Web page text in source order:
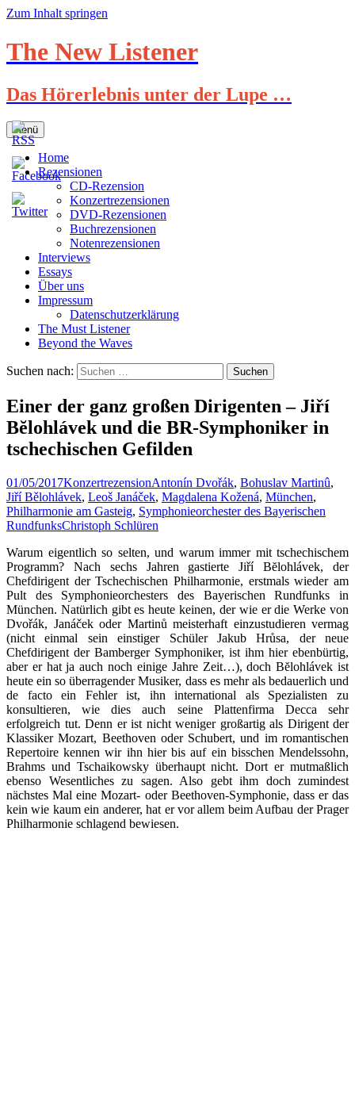
Zum Inhalt springen
The New Listener
Das Hörerlebnis unter der Lupe …
Menü
Home
Rezensionen
CD-Rezension
Konzertrezensionen
DVD-Rezensionen
Buchrezensionen
Notenrezensionen
Interviews
Essays
Über uns
Impressum
Datenschutzerklärung
The Must Listener
Beyond the Waves
Suchen nach:
Einer der ganz großen Dirigenten – Jiří
Bĕlohlávek und die BR-Symphoniker in
tschechischen Gefilden
01/05/2017KonzertrezensionAntonín Dvořák, Bohuslav Martinû,
Jiří Bělohlávek, Leoš Janáček, Magdalena Kožená, München,
Philharmonie am Gasteig, Symphonieorchester des Bayerischen
RundfunksChristoph Schlüren
Warum eigentlich so selten, und warum immer mit tschechischem
Programm? Nach sechs Jahren gastierte Jiří Bĕlohlávek, der
Chefdirigent der Tschechischen Philharmonie, erstmals wieder am
Pult des Symphonieorchesters des Bayerischen Rundfunks in
München. Natürlich gibt es heute keinen, der wie er die Werke von
Dvořák, Janáček oder Martinů meisterhaft einzustudieren vermag
(nicht einmal sein einstiger Schüler Jakub Hrůsa, der neue
Chefdirigent der Bamberger Symphoniker, ist ihm hier ebenbürtig,
aber er hat ja auch noch einige Jahre Zeit…), doch Bĕlohlávek ist
heute ein so überragender Musiker, dass es mehr als bedauerlich und
de facto ein Fehler ist, ihn international als Spezialisten zu
konsultieren, wie dies auch seine Plattenfirma Decca sehr
erfolgreich tut. Denn er ist nicht weniger großartig als Dirigent der
Klassiker Mozart, Beethoven oder Schubert, und im romantischen
Repertoire kennen wir ihn hier bis auf ein bisschen Mendelssohn,
Brahms und Tschaikowsky überhaupt nicht. Dort er mutmaßlich
ebenso Wesentliches zu sagen. Also gebt ihm doch zumindest
nächstes Mal eine Mozart- oder Beethoven-Symphonie, dass er das
kein wie kaum ein anderer, hat er vor allem beim Aufbau der Prager
Philharmonie schlagend bewiesen.